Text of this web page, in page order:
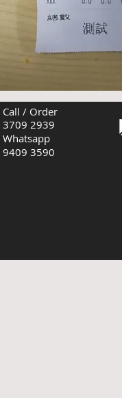
Call / Order
3709 2939
Whatsapp
9409 3590